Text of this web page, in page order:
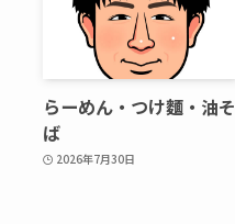
らーめん・つけ麵・油そ
ば
2026年7月30日